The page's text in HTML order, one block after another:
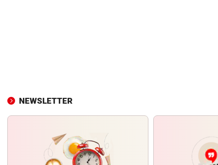
NEWSLETTER